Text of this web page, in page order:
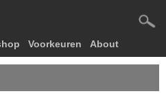
Voorkeuren About